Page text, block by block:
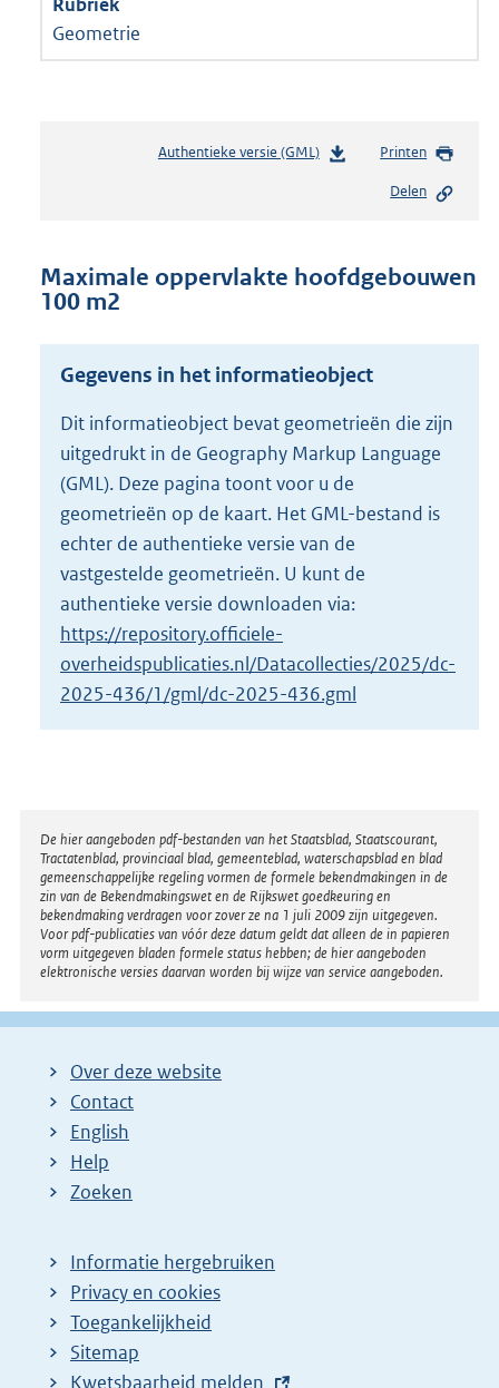
Geometrie
Authentieke versie (GML)b
n
o
t
t
e
:
2
K
b
Printen
Delen
Maximale oppervlakte hoofdgebouwen
100 m2
Gegevens in het informatieobject
Dit informatieobject bevat geometrieën die zijn
uitgedrukt in de Geography Markup Language
(GML). Deze pagina toont voor u de
geometrieën op de kaart. Het GML-bestand is
echter de authentieke versie van de
vastgestelde geometrieën. U kunt de
authentieke versie downloaden via:
https://repository.officiele-
overheidspublicaties.nl/Datacollecties/2025/dc-
2025-436/1/gml/dc-2025-436.gml
Disclaimer
De hier aangeboden pdf-bestanden van het Staatsblad, Staatscourant,
Tractatenblad, provinciaal blad, gemeenteblad, waterschapsblad en blad
gemeenschappelijke regeling vormen de formele bekendmakingen in de
zin van de Bekendmakingswet en de Rijkswet goedkeuring en
bekendmaking verdragen voor zover ze na 1 juli 2009 zijn uitgegeven.
Voor pdf-publicaties van vóór deze datum geldt dat alleen de in papieren
vorm uitgegeven bladen formele status hebben; de hier aangeboden
elektronische versies daarvan worden bij wijze van service aangeboden.
Over deze website
Contact
English
Help
Zoeken
Informatie hergebruiken
Privacy en cookies
Toegankelijkheid
Sitemap
E
Kwetsbaarheid melden